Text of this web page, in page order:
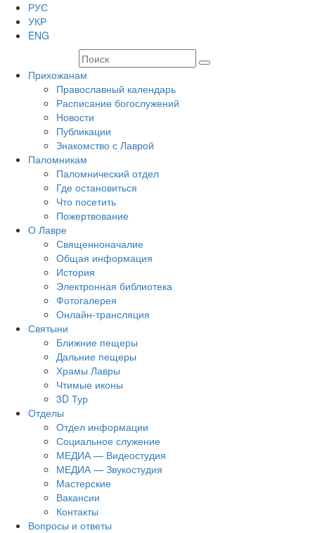
РУС
УКР
ENG
Прихожанам
Православный календарь
Расписание богослужений
Новости
Публикации
Знакомство с Лаврой
Паломникам
Паломнический отдел
Где остановиться
Что посетить
Пожертвование
О Лавре
Священноначалие
Общая информация
История
Электронная библиотека
Фотогалерея
Онлайн-трансляция
Святыни
Ближние пещеры
Дальние пещеры
Храмы Лавры
Чтимые иконы
3D Тур
Отделы
Отдел информации
Социальное служение
МЕДИА — Видеостудия
МЕДИА — Звукостудия
Мастерские
Вакансии
Контакты
Вопросы и ответы